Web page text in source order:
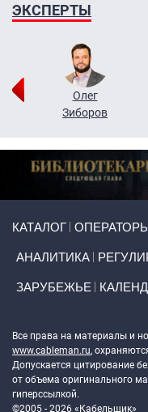
ЭКСПЕРТЫ
Олег
Зиборов
КАТАЛОГ
АНАЛИТИКА
ЗАРУБЕЖЬЕ
Все права на материалы и
www.cableman.ru,
Допускается цитирование
от объема оригинального
гиперссылкой.
©2005 - 2026 «Кабельщик»